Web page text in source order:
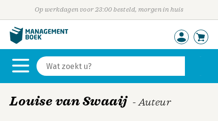
Op werkdagen voor 23:00 besteld, morgen in huis
Louise van Swaaij - Auteur